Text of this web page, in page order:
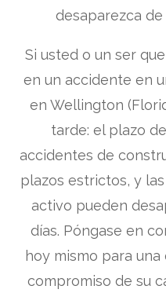
desaparezca
Si usted o un ser
en un accidente en
en Wellington
tarde: el plazo
accidentes de
plazos estrictos, y
activo pueden
días. Póngase en
hoy mismo para
compromiso de su